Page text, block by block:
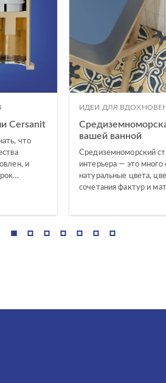
Cersanit
что
и
ИДЕИ ДЛЯ
вашей ванной
Средиземноморский
интерьера — это много
натуральные цвета,
сочетания фактур и